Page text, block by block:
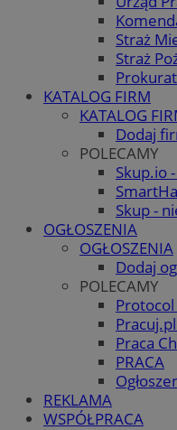
Straż
Straż
KATALOG FIRM
KATALOG
Dodaj
POLECAMY
Skup.io
Skup -
OGŁOSZENIA
OGŁOSZENIA
Dodaj
POLECAMY
Protocol
Praca
PRACA
REKLAMA
WSPÓŁPRACA